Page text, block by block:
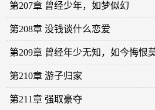
第207章 曾经少年，如梦似幻
第208章 没钱谈什么恋爱
第209章 曾经年少无知，如今悔恨
第210章 游子归家
第211章 强取豪夺